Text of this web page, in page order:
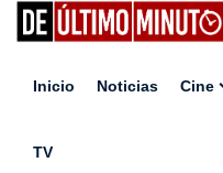
Inicio Noticias Cine
TV